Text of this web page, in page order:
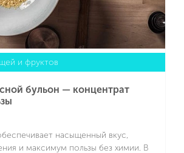
и фруктов
бульон — концентрат
насыщенный вкус,
и максимум пользы без химии. В